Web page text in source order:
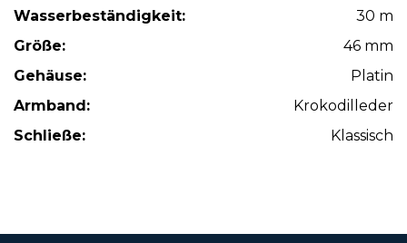
Wasserbeständigkeit:
30 m
Größe:
46 mm
Gehäuse:
Platin
Armband:
Krokodilleder
Schließe:
Klassisch